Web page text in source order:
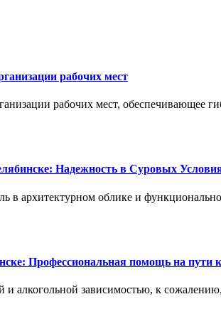
рабочих мест
рабочих мест, обеспечивающее
Надежность в Суровых
в архитектурном облике и
Профессиональная помощь на пути к
и алкогольной зависимостью, к